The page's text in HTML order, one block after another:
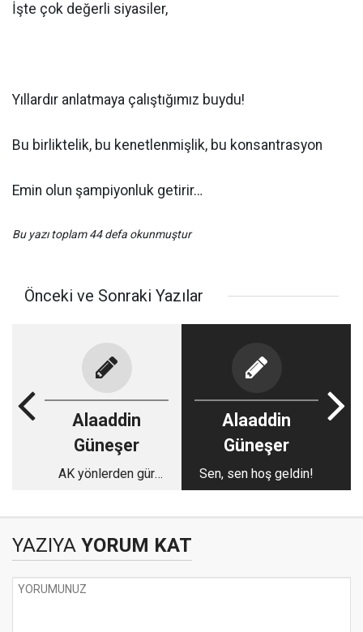
İşte çok değerli siyasiler,
Yıllardır anlatmaya çalıştığımız buydu!
Bu birliktelik, bu kenetlenmişlik, bu konsantrasyon
Emin olun şampiyonluk getirir…
Bu yazı toplam 44 defa okunmuştur
Önceki ve Sonraki Yazılar
Alaaddin
Güneşer
AK yönlerden gür
Alaaddin
Güneşer
Sen, sen hoş geldin!
YAZIYA YORUM KAT